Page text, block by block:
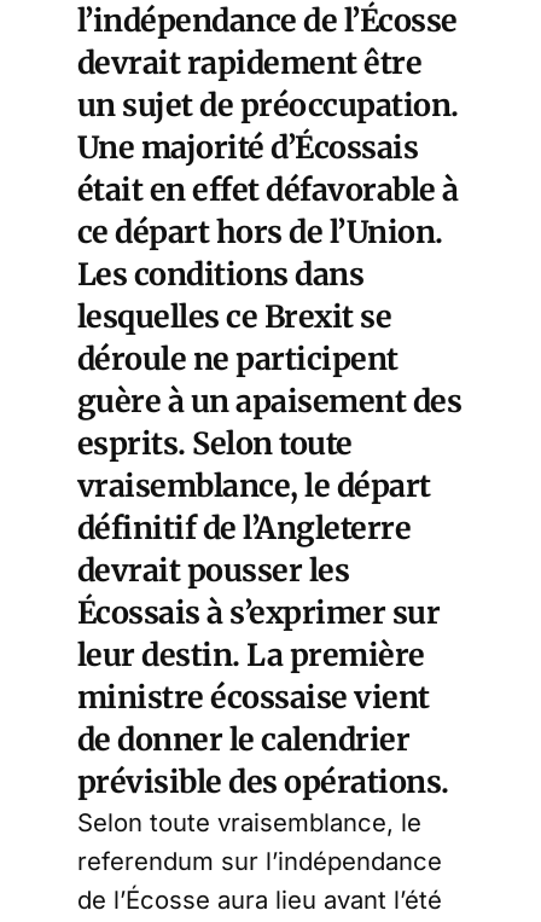
l’indépendance de l’Écosse
devrait rapidement être
un sujet de préoccupation.
Une majorité d’Écossais
était en effet défavorable à
ce départ hors de l’Union.
Les conditions dans
lesquelles ce Brexit se
déroule ne participent
guère à un apaisement des
esprits. Selon toute
vraisemblance, le départ
définitif de l’Angleterre
devrait pousser les
Écossais à s’exprimer sur
leur destin. La première
ministre écossaise vient
de donner le calendrier
prévisible des opérations.
Selon toute vraisemblance, le
referendum sur l’indépendance
de l’Écosse aura lieu avant l’été